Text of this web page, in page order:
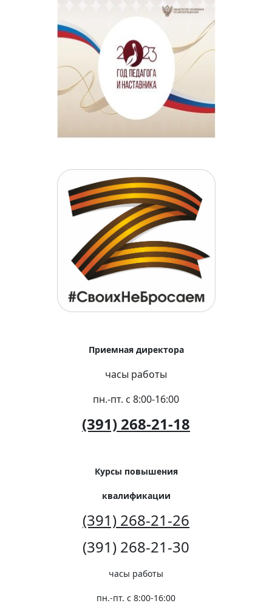
Приемная директора
часы работы
пн.-пт. с 8:00-16:00
(391) 268-21-18
Курсы повышения
квалификации
(391) 268-21-26
(391) 268-21-30
часы работы
пн.-пт. с 8:00-16:00